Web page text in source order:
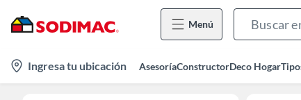
Menú
location-
icon
Ingresa tu ubicación AsesoríaConstructorDeco Hogar